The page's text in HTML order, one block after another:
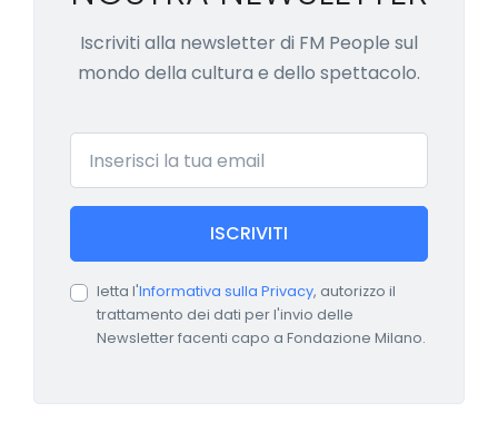
Iscriviti alla newsletter di FM People sul
mondo della cultura e dello spettacolo.
Email
ISCRIVITI
letta l'Informativa sulla Privacy, autorizzo il
trattamento dei dati per l'invio delle
Newsletter facenti capo a Fondazione Milano.